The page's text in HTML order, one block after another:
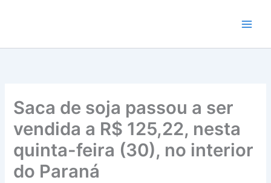
conteúdo
Saca de soja passou a ser
vendida a R$ 125,22, nesta
quinta-feira (30), no interior
do Paraná